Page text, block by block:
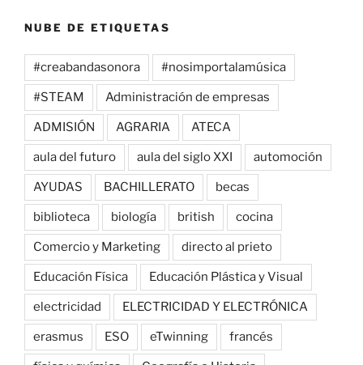
NUBE DE ETIQUETAS
#creabandasonora #nosimportalamúsica
#STEAM Administración de empresas
ADMISIÓN AGRARIA ATECA
aula del futuro aula del siglo XXI automoción
AYUDAS BACHILLERATO becas
biblioteca biología british cocina
Comercio y Marketing directo al prieto
Educación Física Educación Plástica y Visual
electricidad ELECTRICIDAD Y ELECTRÓNICA
erasmus ESO eTwinning francés